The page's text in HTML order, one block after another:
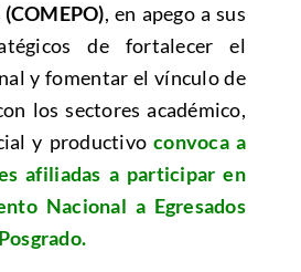
, en apego a sus
de fortalecer el
y fomentar el vínculo de
los sectores académico,
y productivoconvoca a
afiliadas a participar en
Nacional a Egresados